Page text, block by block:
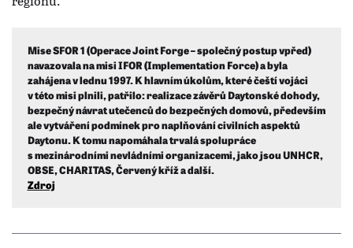
Mise SFOR 1 (Operace Joint Forge – společný postup vpřed)
navazovala na misi IFOR (Implementation Force) a byla
zahájena v lednu 1997. K hlavním úkolům, které čeští vojáci
v této misi plnili, patřilo: realizace závěrů Daytonské dohody,
bezpečný návrat utečenců do bezpečných domovů, především
ale vytváření podmínek pro naplňování civilních aspektů
Daytonu. K tomu napomáhala trvalá spolupráce
s mezinárodními nevládními organizacemi, jako jsou UNHCR,
OBSE, CHARITAS, Červený kříž a další.
Zdroj